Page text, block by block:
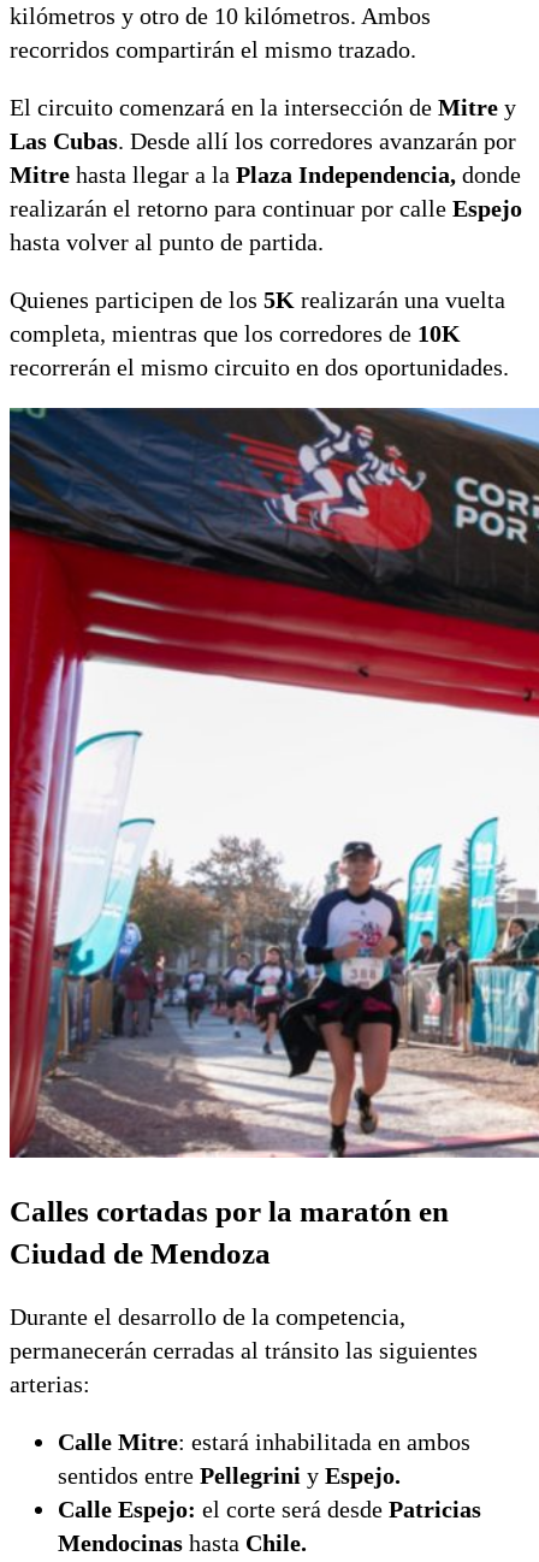
kilómetros y otro de 10 kilómetros. Ambos
recorridos compartirán el mismo trazado.
El circuito comenzará en la intersección de Mitre y
Las Cubas. Desde allí los corredores avanzarán por
Mitre hasta llegar a la Plaza Independencia, donde
realizarán el retorno para continuar por calle Espejo
hasta volver al punto de partida.
Quienes participen de los 5K realizarán una vuelta
completa, mientras que los corredores de 10K
recorrerán el mismo circuito en dos oportunidades.
Calles cortadas por la maratón en
Ciudad de Mendoza
Durante el desarrollo de la competencia,
permanecerán cerradas al tránsito las siguientes
arterias:
Calle Mitre: estará inhabilitada en ambos
sentidos entre Pellegrini y Espejo.
Calle Espejo: el corte será desde Patricias
Mendocinas hasta Chile.